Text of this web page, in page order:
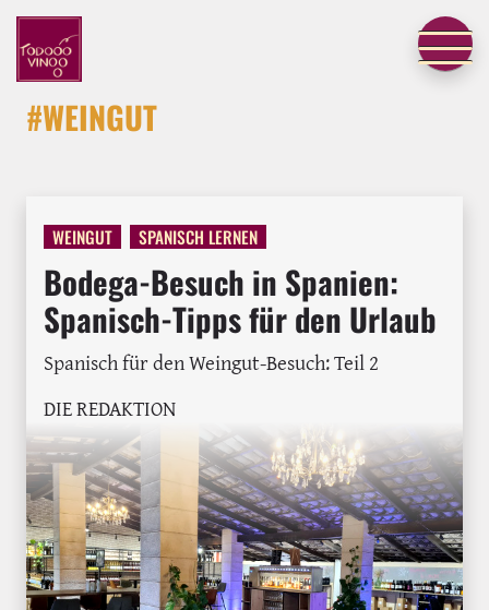
#WEINGUT
WEINGUT SPANISCH LERNEN
Bodega-Besuch in Spanien:
Spanisch-Tipps für den Urlaub
Spanisch für den Weingut-Besuch: Teil 2
DIE REDAKTION